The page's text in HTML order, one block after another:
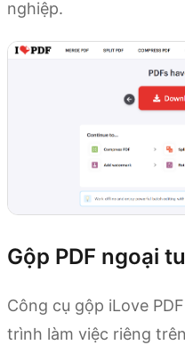
nghiệp.
Gộp PDF ngoại
Công cụ gộp iLove
trình làm việc riêng